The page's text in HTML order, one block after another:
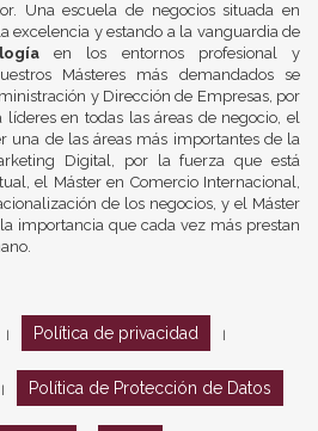
Una escuela de negocios situada en
excelencia y estando a la vanguardia de
en los entornos profesional y
Másteres más demandados se
y Dirección de Empresas, por
en todas las áreas de negocio, el
una de las áreas más importantes de la
Digital, por la fuerza que está
el Máster en Comercio Internacional,
de los negocios, y el Máster
importancia que cada vez más prestan
Política de privacidad
Política de Protección de Datos